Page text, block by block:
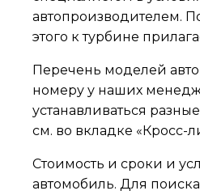
автопроизводителем.
этого к турбине
Перечень моделей
номеру у наших
устанавливаться
см. во вкладке «Кросс-
Стоимость и сроки и
автомобиль. Для